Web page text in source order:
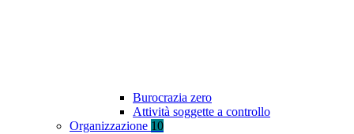
Burocrazia zero
Attività soggette a controllo
Organizzazione 10